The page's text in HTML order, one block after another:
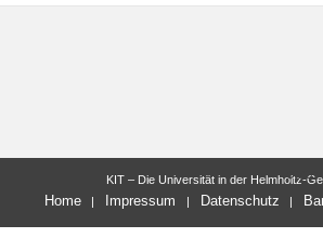
letzte
KIT – Die Universität in der Helmholtz-
Home Impressum Datenschutz